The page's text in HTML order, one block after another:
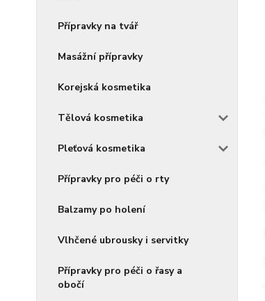
Přípravky na tvář
Masážní přípravky
Korejská kosmetika
Tělová kosmetika
Pleťová kosmetika
Přípravky pro péči o rty
Balzamy po holení
Vlhčené ubrousky i servitky
Přípravky pro péči o řasy a
obočí